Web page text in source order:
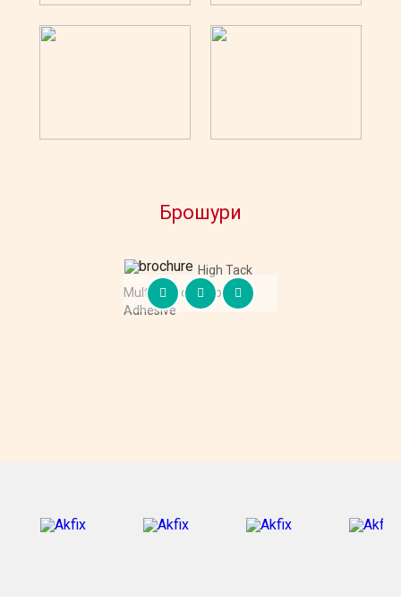
Брошури
High Tack
Multi Purpose Montage
Adhesive